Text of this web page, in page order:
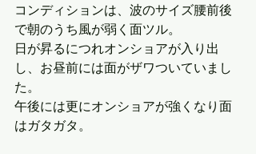
コンディションは、波のサイズ腰前後
で朝のうち風が弱く面ツル。
日が昇るにつれオンショアが入り出
し、お昼前には面がザワついていまし
た。
午後には更にオンショアが強くなり面
はガタガタ。